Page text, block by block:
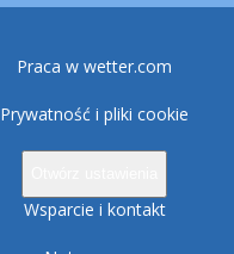
Praca w wetter.com
Prywatność i pliki cookie
Wsparcie i kontakt